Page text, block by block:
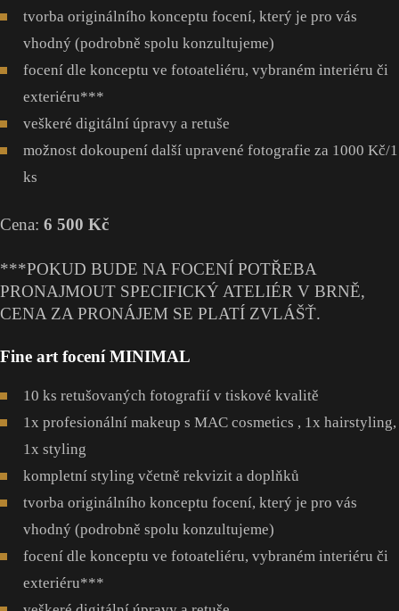
tvorba originálního konceptu focení, který je pro vás
vhodný (podrobně spolu konzultujeme)
focení dle konceptu ve fotoateliéru, vybraném interiéru či
exteriéru***
veškeré digitální úpravy a retuše
možnost dokoupení další upravené fotografie za 1000 Kč/1
ks
Cena: 6 500 Kč
***POKUD BUDE NA FOCENÍ POTŘEBA
PRONAJMOUT SPECIFICKÝ ATELIÉR V BRNĚ,
CENA ZA PRONÁJEM SE PLATÍ ZVLÁŠŤ.
Fine art focení MINIMAL
10 ks retušovaných fotografií v tiskové kvalitě
1x profesionální makeup s MAC cosmetics , 1x hairstyling,
1x styling
kompletní styling včetně rekvizit a doplňků
tvorba originálního konceptu focení, který je pro vás
vhodný (podrobně spolu konzultujeme)
focení dle konceptu ve fotoateliéru, vybraném interiéru či
exteriéru***